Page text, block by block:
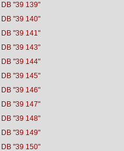
DB "39 139"
DB "39 140"
DB "39 141"
DB "39 143"
DB "39 144"
DB "39 145"
DB "39 146"
DB "39 147"
DB "39 148"
DB "39 149"
DB "39 150"